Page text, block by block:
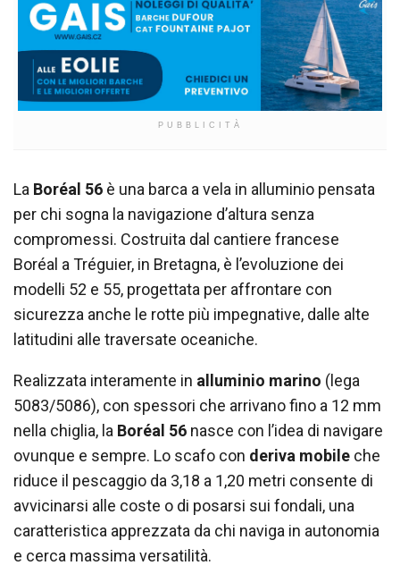
PUBBLICITÀ
La Boréal 56 è una barca a vela in alluminio pensata
per chi sogna la navigazione d’altura senza
compromessi. Costruita dal cantiere francese
Boréal a Tréguier, in Bretagna, è l’evoluzione dei
modelli 52 e 55, progettata per affrontare con
sicurezza anche le rotte più impegnative, dalle alte
latitudini alle traversate oceaniche.
Realizzata interamente in alluminio marino (lega
5083/5086), con spessori che arrivano fino a 12 mm
nella chiglia, la Boréal 56 nasce con l’idea di navigare
ovunque e sempre. Lo scafo con deriva mobile che
riduce il pescaggio da 3,18 a 1,20 metri consente di
avvicinarsi alle coste o di posarsi sui fondali, una
caratteristica apprezzata da chi naviga in autonomia
e cerca massima versatilità.